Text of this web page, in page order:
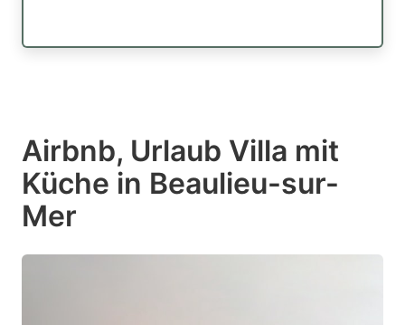
Airbnb, Urlaub Villa mit
Küche in Beaulieu-sur-
Mer